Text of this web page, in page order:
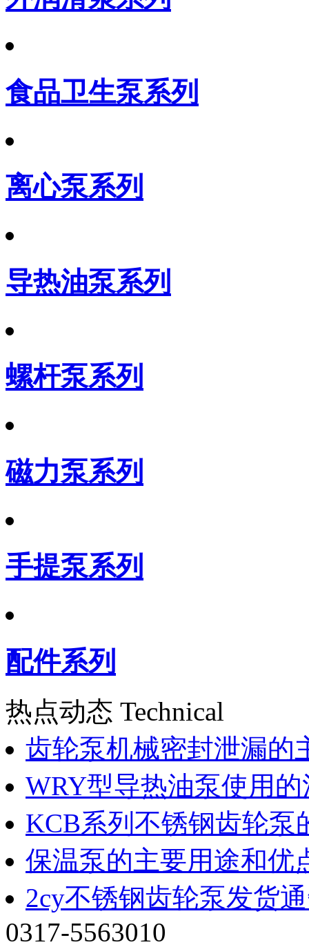
食品卫生泵系列
离心泵系列
导热油泵系列
螺杆泵系列
磁力泵系列
手提泵系列
配件系列
热点动态 Technical
齿轮泵机械密封泄漏的
WRY型导热油泵使用
KCB系列不锈钢齿轮泵
保温泵的主要用途和优
2cy不锈钢齿轮泵发货
0317-5563010